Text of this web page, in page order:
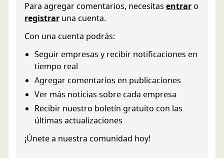
Para agregar comentarios, necesitas entraro
registrar una cuenta.
Con una cuenta podrás:
Seguir empresas y recibir notificaciones en
tiempo real
Agregar comentarios en publicaciones
Ver más noticias sobre cada empresa
Recibir nuestro boletín gratuito con las
últimas actualizaciones
¡Únete a nuestra comunidad hoy!